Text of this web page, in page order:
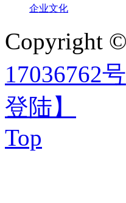
企业文化
Copyright
17036762号
登陆】
Top